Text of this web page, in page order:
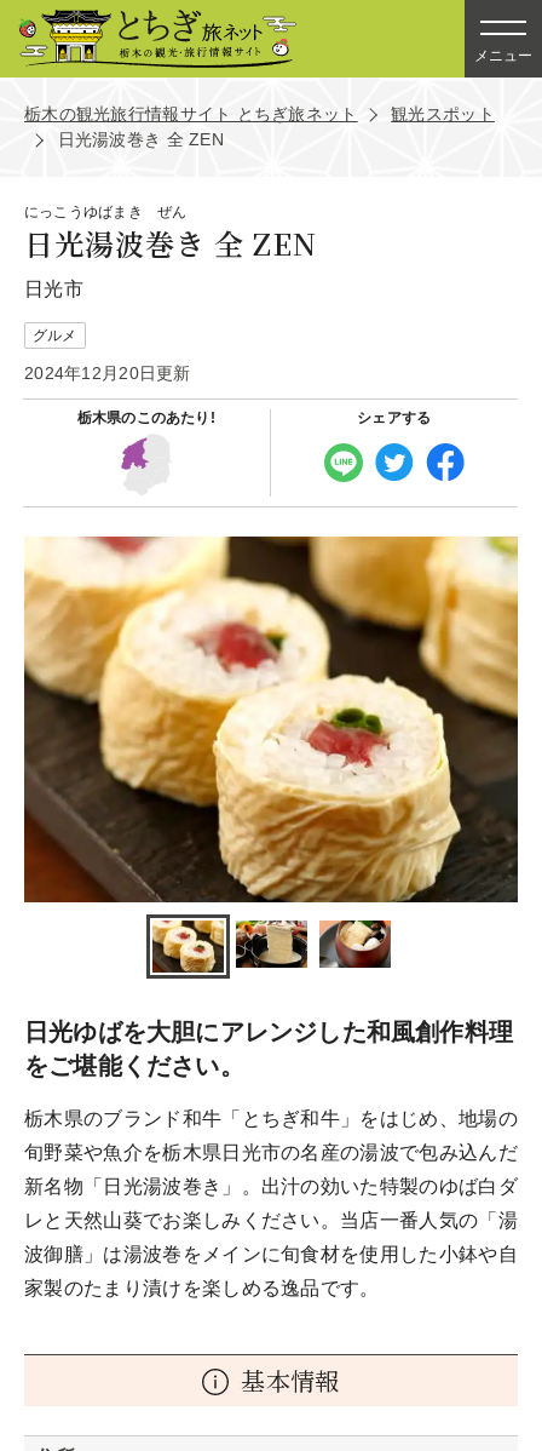
メニュー
栃木の観光旅行情報サイト とちぎ旅ネット
観光スポット
日光湯波巻き 全 ZEN
にっこうゆばまき ぜん
日光湯波巻き 全 ZEN
日光市
グルメ
2024年12月20日更新
栃木県のこのあたり! シェアする
日光ゆばを大胆にアレンジした和風創作料理
をご堪能ください。
栃木県のブランド和牛「とちぎ和牛」をはじめ、地場の
旬野菜や魚介を栃木県日光市の名産の湯波で包み込んだ
新名物「日光湯波巻き」。出汁の効いた特製のゆば白ダ
レと天然山葵でお楽しみください。当店一番人気の「湯
波御膳」は湯波巻をメインに旬食材を使用した小鉢や自
家製のたまり漬けを楽しめる逸品です。
基本情報